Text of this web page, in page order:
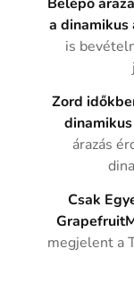
a dinamikus
is
Zord
árazás
Csak
megjelent a